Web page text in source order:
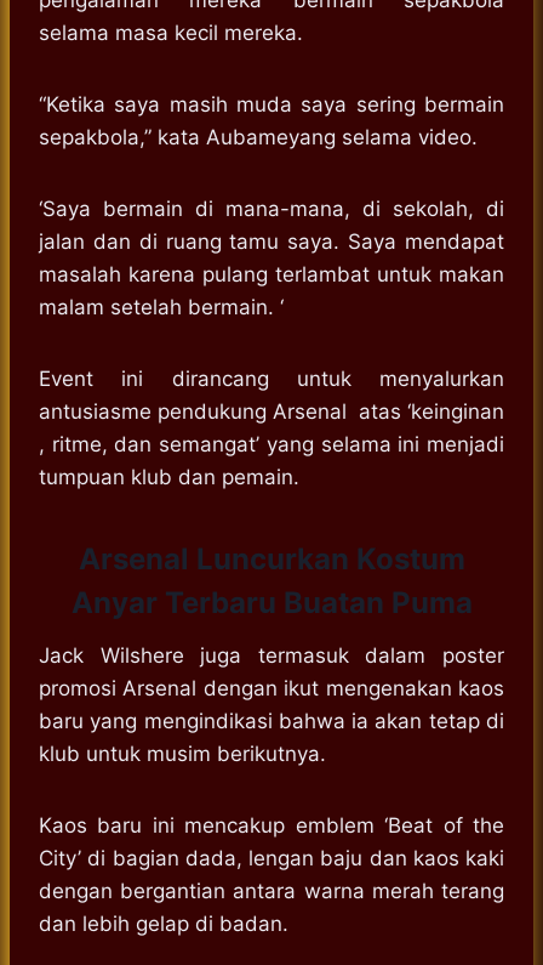
selama masa kecil mereka.
“Ketika saya masih muda saya sering bermain
sepakbola,” kata Aubameyang selama video.
‘Saya bermain di mana-mana, di sekolah, di
jalan dan di ruang tamu saya. Saya mendapat
masalah karena pulang terlambat untuk makan
malam setelah bermain. ‘
Event ini dirancang untuk menyalurkan
antusiasme pendukung Arsenal atas ‘keinginan
, ritme, dan semangat’ yang selama ini menjadi
tumpuan klub dan pemain.
Arsenal Luncurkan Kostum
Anyar Terbaru Buatan Puma
Jack Wilshere juga termasuk dalam poster
promosi Arsenal dengan ikut mengenakan kaos
baru yang mengindikasi bahwa ia akan tetap di
klub untuk musim berikutnya.
Kaos baru ini mencakup emblem ‘Beat of the
City’ di bagian dada, lengan baju dan kaos kaki
dengan bergantian antara warna merah terang
dan lebih gelap di badan.